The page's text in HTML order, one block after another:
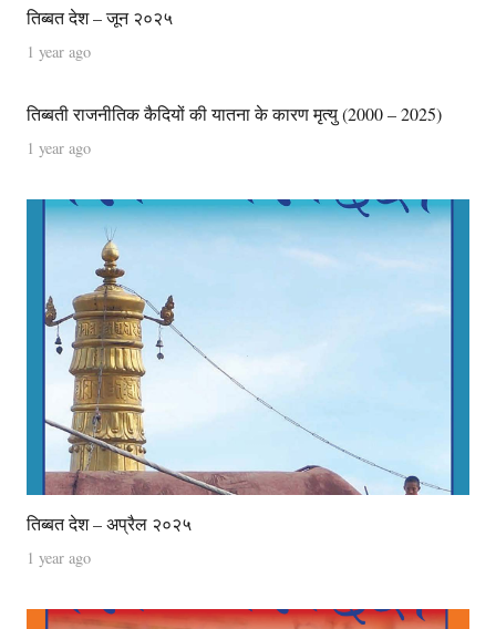
तिब्बत देश – जून २०२५
1 year ago
तिब्बती राजनीतिक कैदियों की यातना के कारण मृत्यु (2000 – 2025)
1 year ago
तिब्बत देश – अप्रैल २०२५
1 year ago